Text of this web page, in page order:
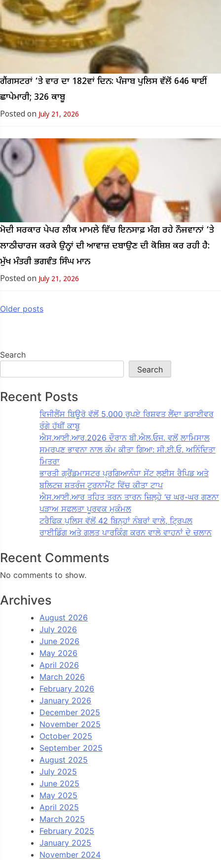
ਗੈਂਗਸਟਰਾਂ ‘ਤੇ ਵਾਰ ਦਾ 182ਵਾਂ ਦਿਨ: ਪੰਜਾਬ ਪੁਲਿਸ ਵੱਲੋਂ 646 ਥਾਈਂ
ਛਾਪੇਮਾਰੀ; 326 ਕਾਬੂ
Posted on July 21, 2026
ਮੋਦੀ ਸਰਕਾਰ ਪੇਪਰ ਲੀਕ ਮਾਮਲੇ ਵਿੱਚ ਇਨਸਾਫ਼ ਮੰਗ ਰਹੇ ਨੌਜਵਾਨਾਂ ‘ਤੇ
ਲਾਠੀਚਾਰਜ ਕਰਕੇ ਉਨ੍ਹਾਂ ਦੀ ਆਵਾਜ਼ ਦਬਾਉਣ ਦੀ ਕੋਸ਼ਿਸ਼ ਕਰ ਰਹੀ ਹੈ:
ਮੁੱਖ ਮੰਤਰੀ ਭਗਵੰਤ ਸਿੰਘ ਮਾਨ
Posted on July 21, 2026
Posts
Older posts
Search
Search
Recent Posts
ਵਿਜੀਲੈਂਸ ਬਿਊਰੋ ਵੱਲੋਂ 5,000 ਰੁਪਏ ਰਿਸ਼ਵਤ ਲੈਂਦਾ ਡਰਾਈਵਰ
ਰੰਗੇ ਹੱਥੀਂ ਕਾਬੂ
ਐਸ.ਆਈ.ਆਰ.2026 ਦੌਰਾਨ ਬੀ.ਐਲ.ਓਜ. ਵਲੋਂ ਲਾਮਿਸਾਲ
ਸਮਰਪਣ ਭਾਵਨਾ ਨਾਲ ਕੰਮ ਕੀਤਾ ਗਿਆ: ਸੀ.ਈ.ਓ. ਅਨਿੰਦਿਤਾ
ਮਿਤਰਾ
ਭਾਰਤੀ ਗ੍ਰੈਂਡਮਾਸਟਰ ਪ੍ਰਗਿਆਨੰਧਾ ਸੇਂਟ ਲੁਈਸ ਰੈਪਿਡ ਅਤੇ
ਬਲਿਟਜ਼ ਸ਼ਤਰੰਜ ਟੂਰਨਾਮੈਂਟ ਵਿੱਚ ਕੀਤਾ ਟਾਪ
ਐਸ.ਆਈ.ਆਰ ਤਹਿਤ ਤਰਨ ਤਾਰਨ ਜ਼ਿਲ੍ਹੇ ‘ਚ ਘਰ-ਘਰ ਗਣਨਾ
ਪੜਾਅ ਸਫਲਤਾ ਪੂਰਵਕ ਮੁਕੰਮਲ
ਟਰੈਫਿਕ ਪੁਲਿਸ ਵੱਲੋਂ 42 ਬਿਨ੍ਹਾਂ ਨੰਬਰਾਂ ਵਾਲੇ, ਟ੍ਰਿਪਲ
ਰਾਈਡਿੰਗ ਅਤੇ ਗਲਤ ਪਾਰਕਿੰਗ ਕਰਨ ਵਾਲੇ ਵਾਹਨਾਂ ਦੇ ਚਲਾਨ
Recent Comments
No comments to show.
Archives
August 2026
July 2026
June 2026
May 2026
April 2026
March 2026
February 2026
January 2026
December 2025
November 2025
October 2025
September 2025
August 2025
July 2025
June 2025
May 2025
April 2025
March 2025
February 2025
January 2025
November 2024